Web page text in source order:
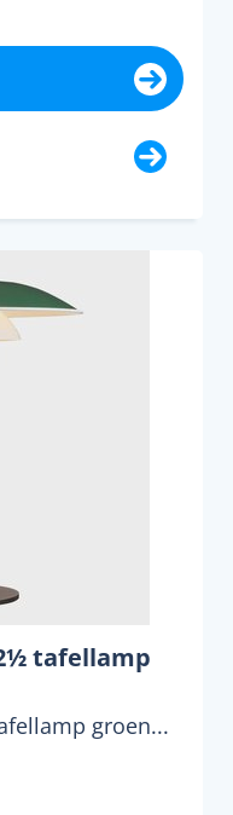
tafellamp
groen...